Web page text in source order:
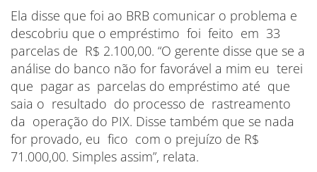
Ela disse que foi ao BRB comunicar o problema e
descobriu que o empréstimo foi feito em 33
parcelas de R$ 2.100,00. “O gerente disse que se a
análise do banco não for favorável a mim eu terei
que pagar as parcelas do empréstimo até que
saia o resultado do processo de rastreamento
da operação do PIX. Disse também que se nada
for provado, eu fico com o prejuízo de R$
71.000,00. Simples assim”, relata.